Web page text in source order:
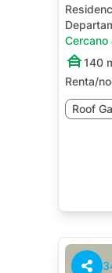
Cercano
140
Renta/
Roof